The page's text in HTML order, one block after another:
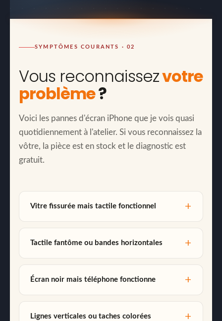
SYMPTÔMES COURANTS · 02
Vous reconnaissezvotre
problème?
Voici les pannes d'écran iPhone que je vois quasi
quotidiennement à l'atelier. Si vous reconnaissez la
vôtre, la pièce est en stock et le diagnostic est
gratuit.
Vitre fissurée mais tactile fonctionnel
Tactile fantôme ou bandes horizontales
Écran noir mais téléphone fonctionne
Lignes verticales ou taches colorées